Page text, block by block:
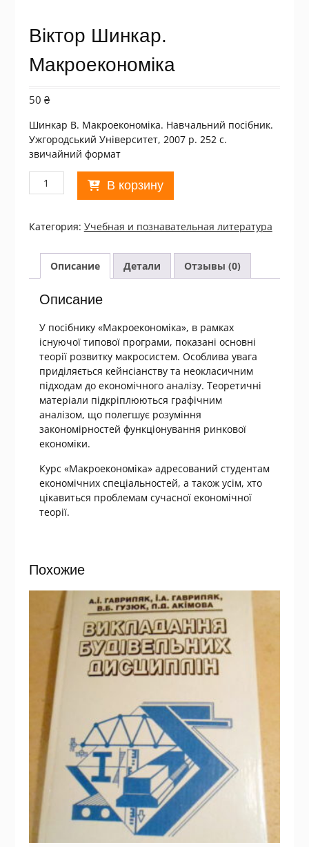
Віктор Шинкар.
Макроекономіка
50 ₴
Шинкар В. Макроекономіка. Навчальний посібник.
Ужгородський Університет, 2007 р. 252 с.
звичайний формат
Количество
товара
Шинкар.
Макроекономіка
В корзину
Категория: Учебная и познавательная литература
Описание Детали Отзывы (0)
Описание
У посібнику «Макроекономіка», в рамках
існуючої типової програми, показані основні
теорії розвитку макросистем. Особлива увага
приділяється кейнсіанству та неокласичним
підходам до економічного аналізу. Теоретичні
матеріали підкріплюються графічним
аналізом, що полегшує розуміння
закономірностей функціонування ринкової
економіки.
Курс «Макроекономіка» адресований студентам
економічних спеціальностей, а також усім, хто
цікавиться проблемам сучасної економічної
теорії.
Похожие